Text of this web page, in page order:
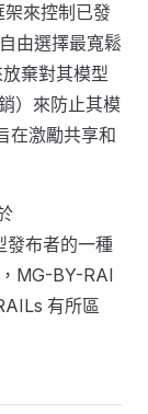
架來控制已發
由選擇最寬鬆
棄對其模型
）來防止其模
在激勵共享和
發布者的一種
MG-BY-RAI
有所區